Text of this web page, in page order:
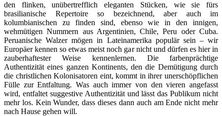
den flinken, unübertrefflich eleganten Stücken, wie sie fürs
brasilianische Repertoire so bezeichnend, aber auch im
kolumbianischen zu finden sind, ebenso wie in den innigen,
wehmütigen Nummern aus Argentinien, Chile, Peru oder Cuba.
Peruanische Walzer mögen in Lateinamerika populär sein – wir
Europäer kennen so etwas meist noch gar nicht und dürfen es hier in
zauberhaftester Weise kennenlernen. Die farbenprächtige
Authentizität eines ganzen Kontinents, den die Demütigung durch
die christlichen Kolonisatoren eint, kommt in ihrer unerschöpflichen
Fülle zur Entfaltung. Was auch immer von den vieren angefasst
wird, entfaltet suggestive Authentizität und lässt das Publikum nicht
mehr los. Kein Wunder, dass dieses dann auch am Ende nicht mehr
nach Hause gehen will.